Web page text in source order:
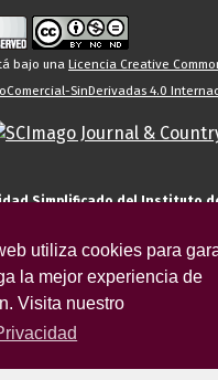
utiliza cookies para
la mejor experiencia de
Visita nuestro
bajo una Licencia Creative
SinDerivadas 4.0
Simplificado del Instituto
Estéticas de la
datos personales para el
personal de la entidad
(nacional o extranjero), visitante,
u otras aquellas exigidas
podrá transferir sus datos